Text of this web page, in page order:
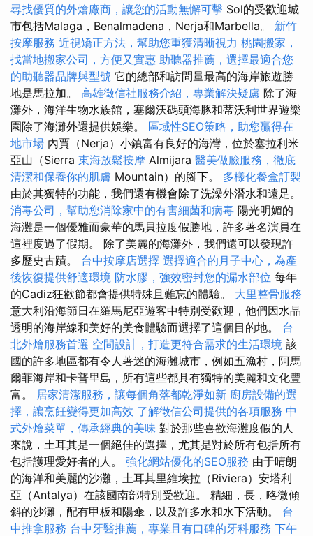
尋找優質的外燴廠商，讓您的活動無懈可擊 Sol的受歡迎城
市包括Malaga，Benalmadena，Nerja和Marbella。 新竹
按摩服務 近視矯正方法，幫助您重獲清晰視力 桃園搬家，
找當地搬家公司，方便又實惠 助聽器推薦，選擇最適合您
的助聽器品牌與型號 它的總部和訪問量最高的海岸旅遊勝
地是馬拉加。 高雄徵信社服務介紹，專業解決疑慮 除了海
灘外，海洋生物水族館，塞爾沃碼頭海豚和蒂沃利世界遊樂
園除了海灘外還提供娛樂。 區域性SEO策略，助您贏得在
地市場 內賈（Nerja）小鎮富有良好的海灣，位於塞拉利米
亞山（Sierra 東海放鬆按摩 Almijara 醫美做臉服務，徹底
清潔和保養你的肌膚 Mountain）的腳下。 多樣化餐盒訂製
由於其獨特的功能，我們還有機會除了洗澡外潛水和遠足。
消毒公司，幫助您消除家中的有害細菌和病毒 陽光明媚的
海灘是一個優雅而豪華的馬貝拉度假勝地，許多著名演員在
這裡度過了假期。 除了美麗的海灘外，我們還可以發現許
多歷史古蹟。 台中按摩店選擇 選擇適合的月子中心，為產
後恢復提供舒適環境 防水膠，強效密封您的漏水部位 每年
的Cadiz狂歡節都會提供特殊且難忘的體驗。 大里整骨服務
意大利沿海節日在羅馬尼亞遊客中特別受歡迎，他們因水晶
透明的海岸線和美好的美食體驗而選擇了這個目的地。 台
北外燴服務首選 空間設計，打造更符合需求的生活環境 該
國的許多地區都有令人著迷的海灘城市，例如五漁村，阿馬
爾菲海岸和卡普里島，所有這些都具有獨特的美麗和文化豐
富。 居家清潔服務，讓每個角落都乾淨如新 廚房設備的選
擇，讓烹飪變得更加高效 了解徵信公司提供的各項服務 中
式外燴菜單，傳承經典的美味 對於那些喜歡海灘度假的人
來說，土耳其是一個絕佳的選擇，尤其是對於所有包括所有
包括護理愛好者的人。 強化網站優化的SEO服務 由于晴朗
的海洋和美麗的沙灘，土耳其里維埃拉（Riviera）安塔利
亞（Antalya）在該國南部特別受歡迎。 精細，長，略微傾
斜的沙灘，配有甲板和陽傘，以及許多水和水下活動。 台
中推拿服務 台中牙醫推薦，專業且有口碑的牙科服務 下午